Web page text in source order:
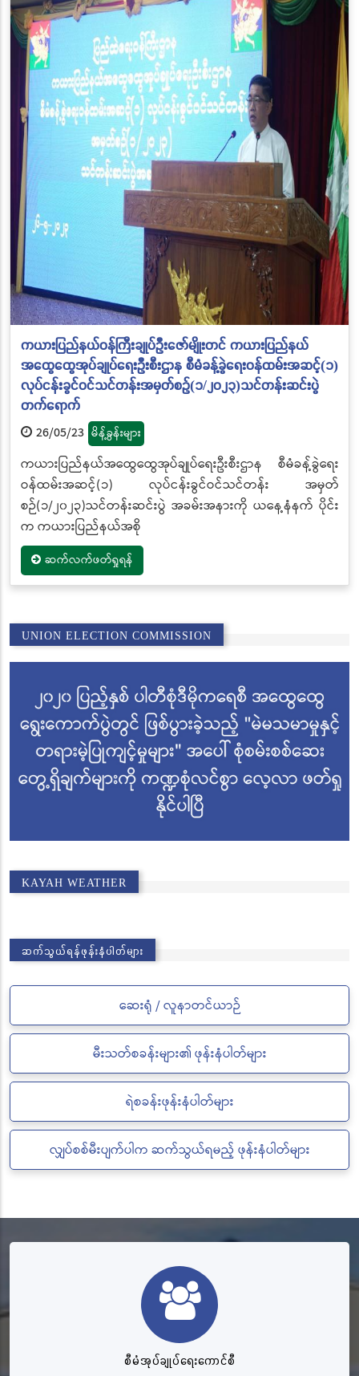
ကယားပြည်နယ်ဝန်ကြီးချုပ်ဦးဇော်မျိုးတင် ကယားပြည်နယ်
အထွေထွေအုပ်ချုပ်ရေးဦးစီးဌာန စီမံခန့်ခွဲရေးဝန်ထမ်းအဆင့်(၁)
လုပ်ငန်းခွင်ဝင်သင်တန်းအမှတ်စဉ်(၁/၂၀၂၃)သင်တန်းဆင်းပွဲ
တက်ရောက်
26/05/23 မိန့်ခွန်းများ
ကယားပြည်နယ်အထွေထွေအုပ်ချုပ်ရေးဦးစီးဌာန စီမံခန့်ခွဲရေး
ဝန်ထမ်းအဆင့်(၁) လုပ်ငန်းခွင်ဝင်သင်တန်း အမှတ်
စဉ်(၁/၂၀၂၃)သင်တန်းဆင်းပွဲ အခမ်းအနားကို ယနေ့နံနက် ပိုင်း
က ကယားပြည်နယ်အစို
ဆက်လက်ဖတ်ရှုရန်
UNION ELECTION COMMISSION
KAYAH WEATHER
ဆက်သွယ်ရန်ဖုန်းနံပါတ်များ
ဆေးရုံ / လူနာတင်ယာဉ်
မီးသတ်စခန်းများ၏ ဖုန်းနံပါတ်များ
ရဲစခန်းဖုန်းနံပါတ်များ
လျှပ်စစ်မီးပျက်ပါက ဆက်သွယ်ရမည့် ဖုန်းနံပါတ်များ
စီမံအုပ်ချုပ်ရေးကောင်စီ